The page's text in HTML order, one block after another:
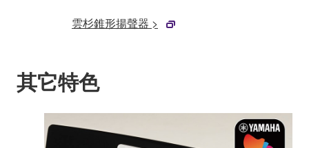
雲杉錐形揚聲器 >
其它特色